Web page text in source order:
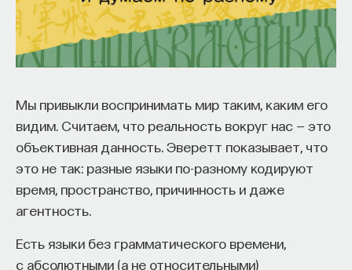
Мы привыкли воспринимать мир таким, каким его
видим. Считаем, что реальность вокруг нас — это
объективная данность. Эверетт показывает, что
это не так: разные языки по-разному кодируют
время, пространство, причинность и даже
агентность.
Есть языки без грамматического времени,
с абсолютными (а не относительными)